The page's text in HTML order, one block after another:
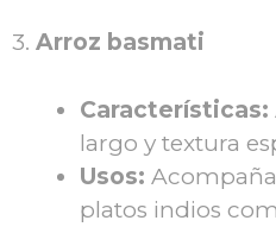
3. Arroz basmati
Características:
largo y textura
Usos:
platos indios